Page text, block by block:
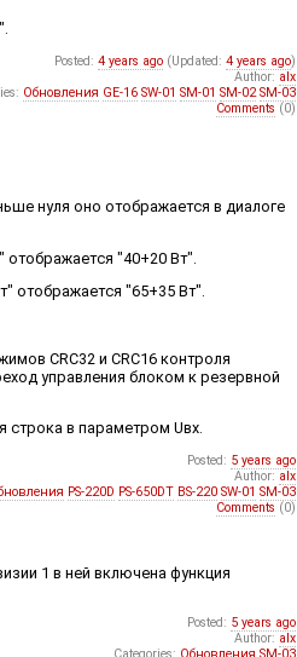
Posted: 4 years ago (Updated: 4 years ago)
Author: alx
Обновления GE-16 SW-01 SM-01 SM-02 SM-03
Comments (0)
нуля оно отображается в диалоге
"40+20 Вт".
отображается "65+35 Вт".
CRC32 и CRC16 контроля
управления блоком к резервной
строка в параметром Uвх.
Posted: 5 years ago
Author: alx
PS-220D PS-650DT BS-220 SW-01 SM-03
Comments (0)
1 в ней включена функция
Posted: 5 years ago
Author: alx